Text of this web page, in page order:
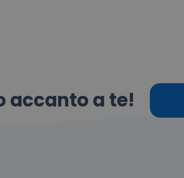
accanto a te!